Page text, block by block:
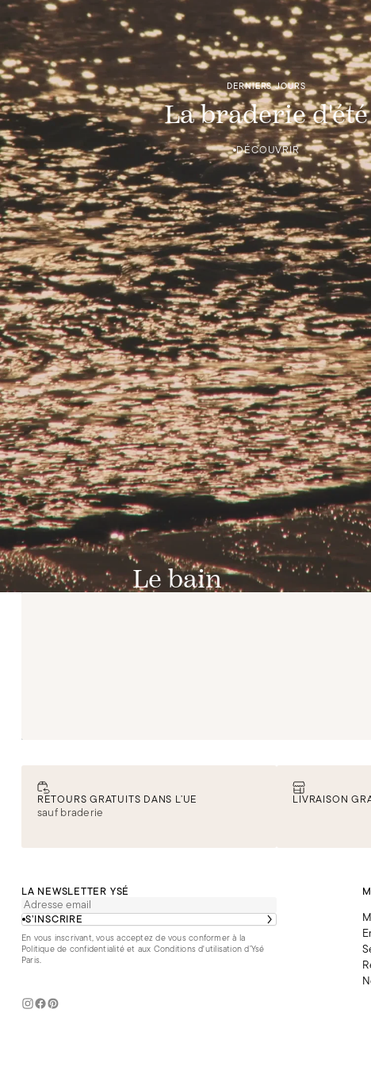
DERNIERS JOURS
La braderie d'été
DÉCOUVRIR
Le bain
RETOURS GRATUITS DANS L’UE
sauf braderie
LIVRAISON
LA NEWSLETTER YSÉ
S’INSCRIRE
En vous inscrivant, vous acceptez de vous conformer à la
Politique de confidentialitéet aux Conditions d'utilisation d’Ysé
Paris.